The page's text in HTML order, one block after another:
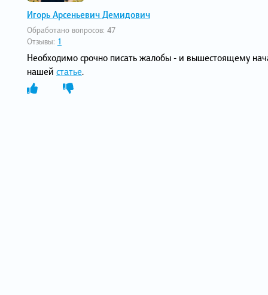
Игорь Арсеньевич Демидович
Обработано вопросов: 47
Отзывы: 1
Необходимо срочно писать жалобы - и вышестоящему
нашей статье.